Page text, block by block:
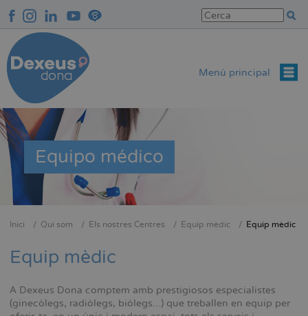
contingut
Menú principal
Equipo médico
d'Ariadna
Inici Qui som Els nostres Centres Equip mèdic Equip mèdic
Equip mèdic
A Dexeus Dona comptem amb prestigiosos especialistes
(ginecòlegs, radiòlegs, biòlegs...) que treballen en equip per